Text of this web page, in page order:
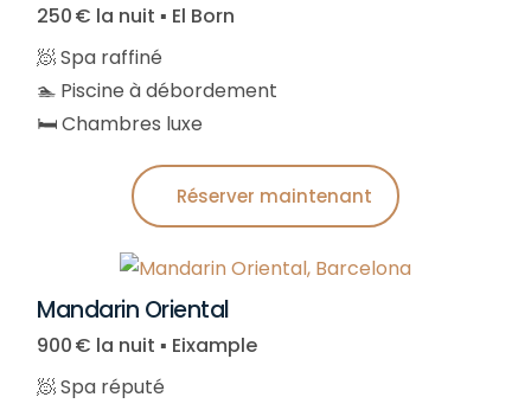
250 € la nuit ▪︎ El Born
🧖 Spa raffiné
🏊 Piscine à débordement
🛏️ Chambres luxe
Réserver maintenant
Mandarin Oriental
900 € la nuit ▪︎ Eixample
🧖 Spa réputé